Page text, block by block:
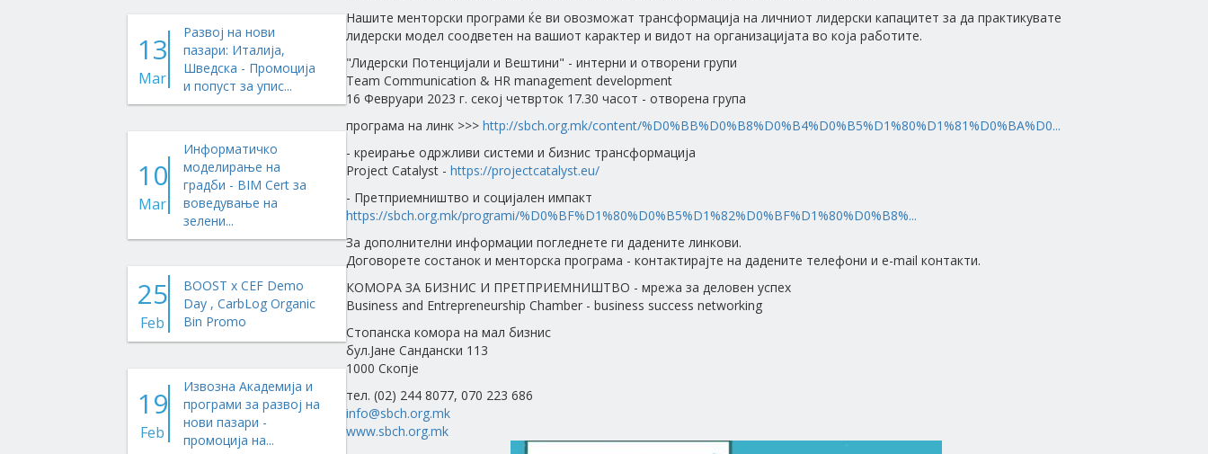
13
Mar
Развој на нови
пазари: Италија,
Шведска - Промоција
и попуст за упис...
10
Mar
Информатичко
моделирање на
градби - BIM Cert за
воведување на
зелени...
25
Feb
BOOST x CEF Demo
Day , CarbLog Organic
Bin Promo
19
Feb
Извозна Академија и
програми за развој на
нови пазари -
промоција на...
Нашите менторски програми ќе ви овозможат трансформација на личниот лидерски капацитет за да практикувате
лидерски модел соодветен на вашиот карактер и видот на организацијата во која работите.
"Лидерски Потенцијали и Вештини" - интерни и отворени групи
Team Communication & HR management development
16 Февруари 2023 г. секој четврток 17.30 часот - отворена група
програма на линк >>> http://sbch.org.mk/content/%D0%BB%D0%B8%D0%B4%D0%B5%D1%80%D1%81%D0%BA%D0...
- креирање одржливи системи и бизнис трансформација
Project Catalyst - https://projectcatalyst.eu/
- Претприемништво и социјален импакт
https://sbch.org.mk/programi/%D0%BF%D1%80%D0%B5%D1%82%D0%BF%D1%80%D0%B8%...
За дополнителни информации погледнете ги дадените линкови.
Договорете состанок и менторска програма - контактирајте на дадените телефони и e-mail контакти.
КОМОРА ЗА БИЗНИС И ПРЕТПРИЕМНИШТВО - мрежа за деловен успех
Business and Entrepreneurship Chamber - business success networking
Стопанска комора на мал бизнис
бул.Јане Сандански 113
1000 Скопје
тел. (02) 244 8077, 070 223 686
info@sbch.org.mk
www.sbch.org.mk